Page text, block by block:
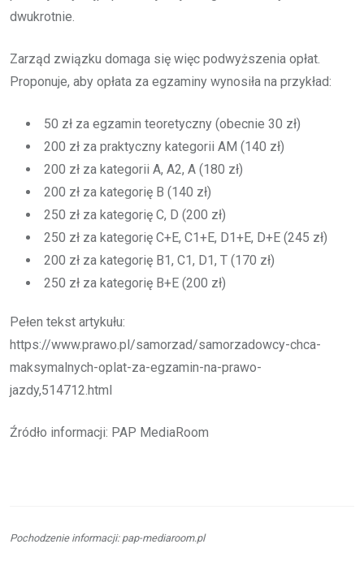
dwukrotnie.
Zarząd związku domaga się więc podwyższenia opłat.
Proponuje, aby opłata za egzaminy wynosiła na przykład:
50 zł za egzamin teoretyczny (obecnie 30 zł)
200 zł za praktyczny kategorii AM (140 zł)
200 zł za kategorii A, A2, A (180 zł)
200 zł za kategorię B (140 zł)
250 zł za kategorię C, D (200 zł)
250 zł za kategorię C+E, C1+E, D1+E, D+E (245 zł)
200 zł za kategorię B1, C1, D1, T (170 zł)
250 zł za kategorię B+E (200 zł)
Pełen tekst artykułu:
https://www.prawo.pl/samorzad/samorzadowcy-chca-
maksymalnych-oplat-za-egzamin-na-prawo-
jazdy,514712.html
Źródło informacji: PAP MediaRoom
Pochodzenie informacji: pap-mediaroom.pl